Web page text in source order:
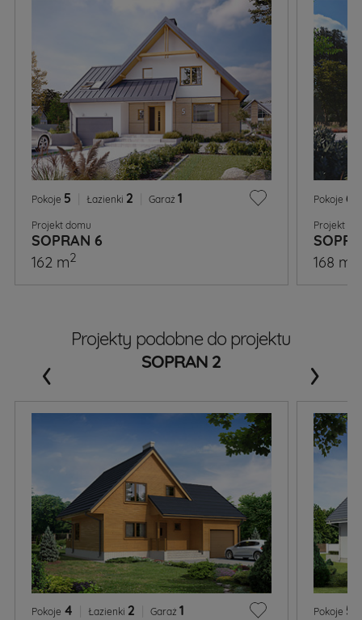
Pokoje 5 Łazienki 2 Garaż 1
Projekt domu
SOPRAN 6
162 m2
Pokoje 6
Projekt
168 m
Projekty podobne do projektu
SOPRAN 2
Pokoje 4 Łazienki 2 Garaż 1 Pokoje 5
‹ ›